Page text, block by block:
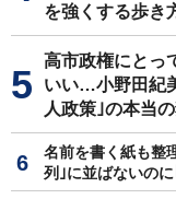
を強くする歩き
高市政権にとっ
いい…小野田紀
人政策｣の本当
名前を書く紙も整
列｣に並ばないの